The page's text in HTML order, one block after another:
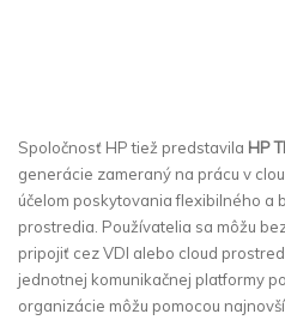
Spoločnosť HP tiež predstavila HP
generácie zameraný na prácu v
účelom poskytovania flexibilného a
prostredia. Používatelia sa môžu
pripojiť cez VDI alebo cloud
jednotnej komunikačnej platformy
organizácie môžu pomocou